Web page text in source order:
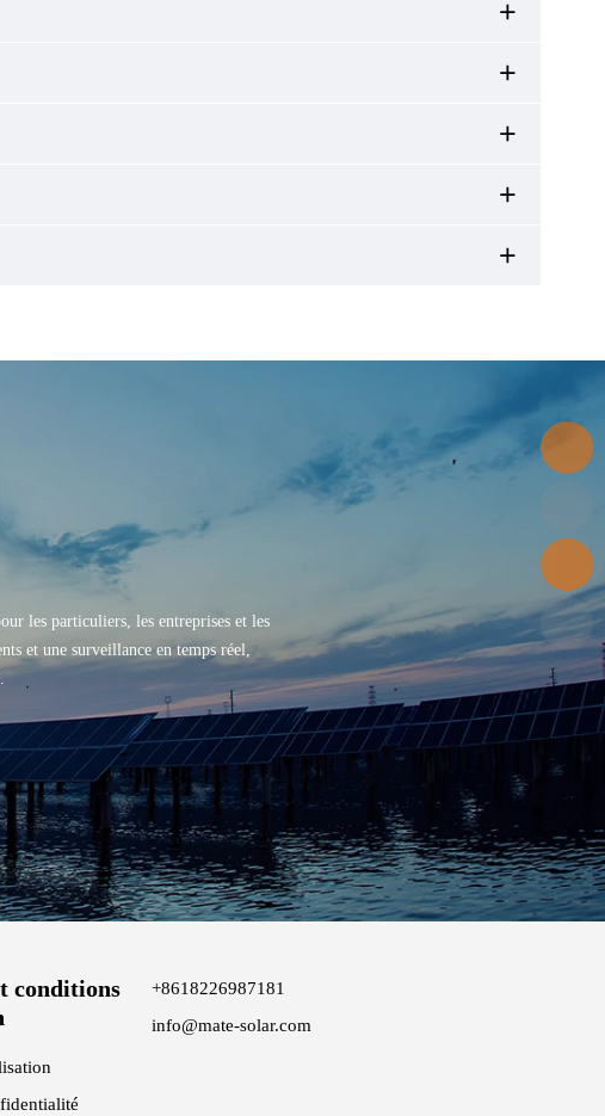
les particuliers, les entreprises et les
et une surveillance en temps réel,
conditions
+8618226987181
info@mate-solar.com